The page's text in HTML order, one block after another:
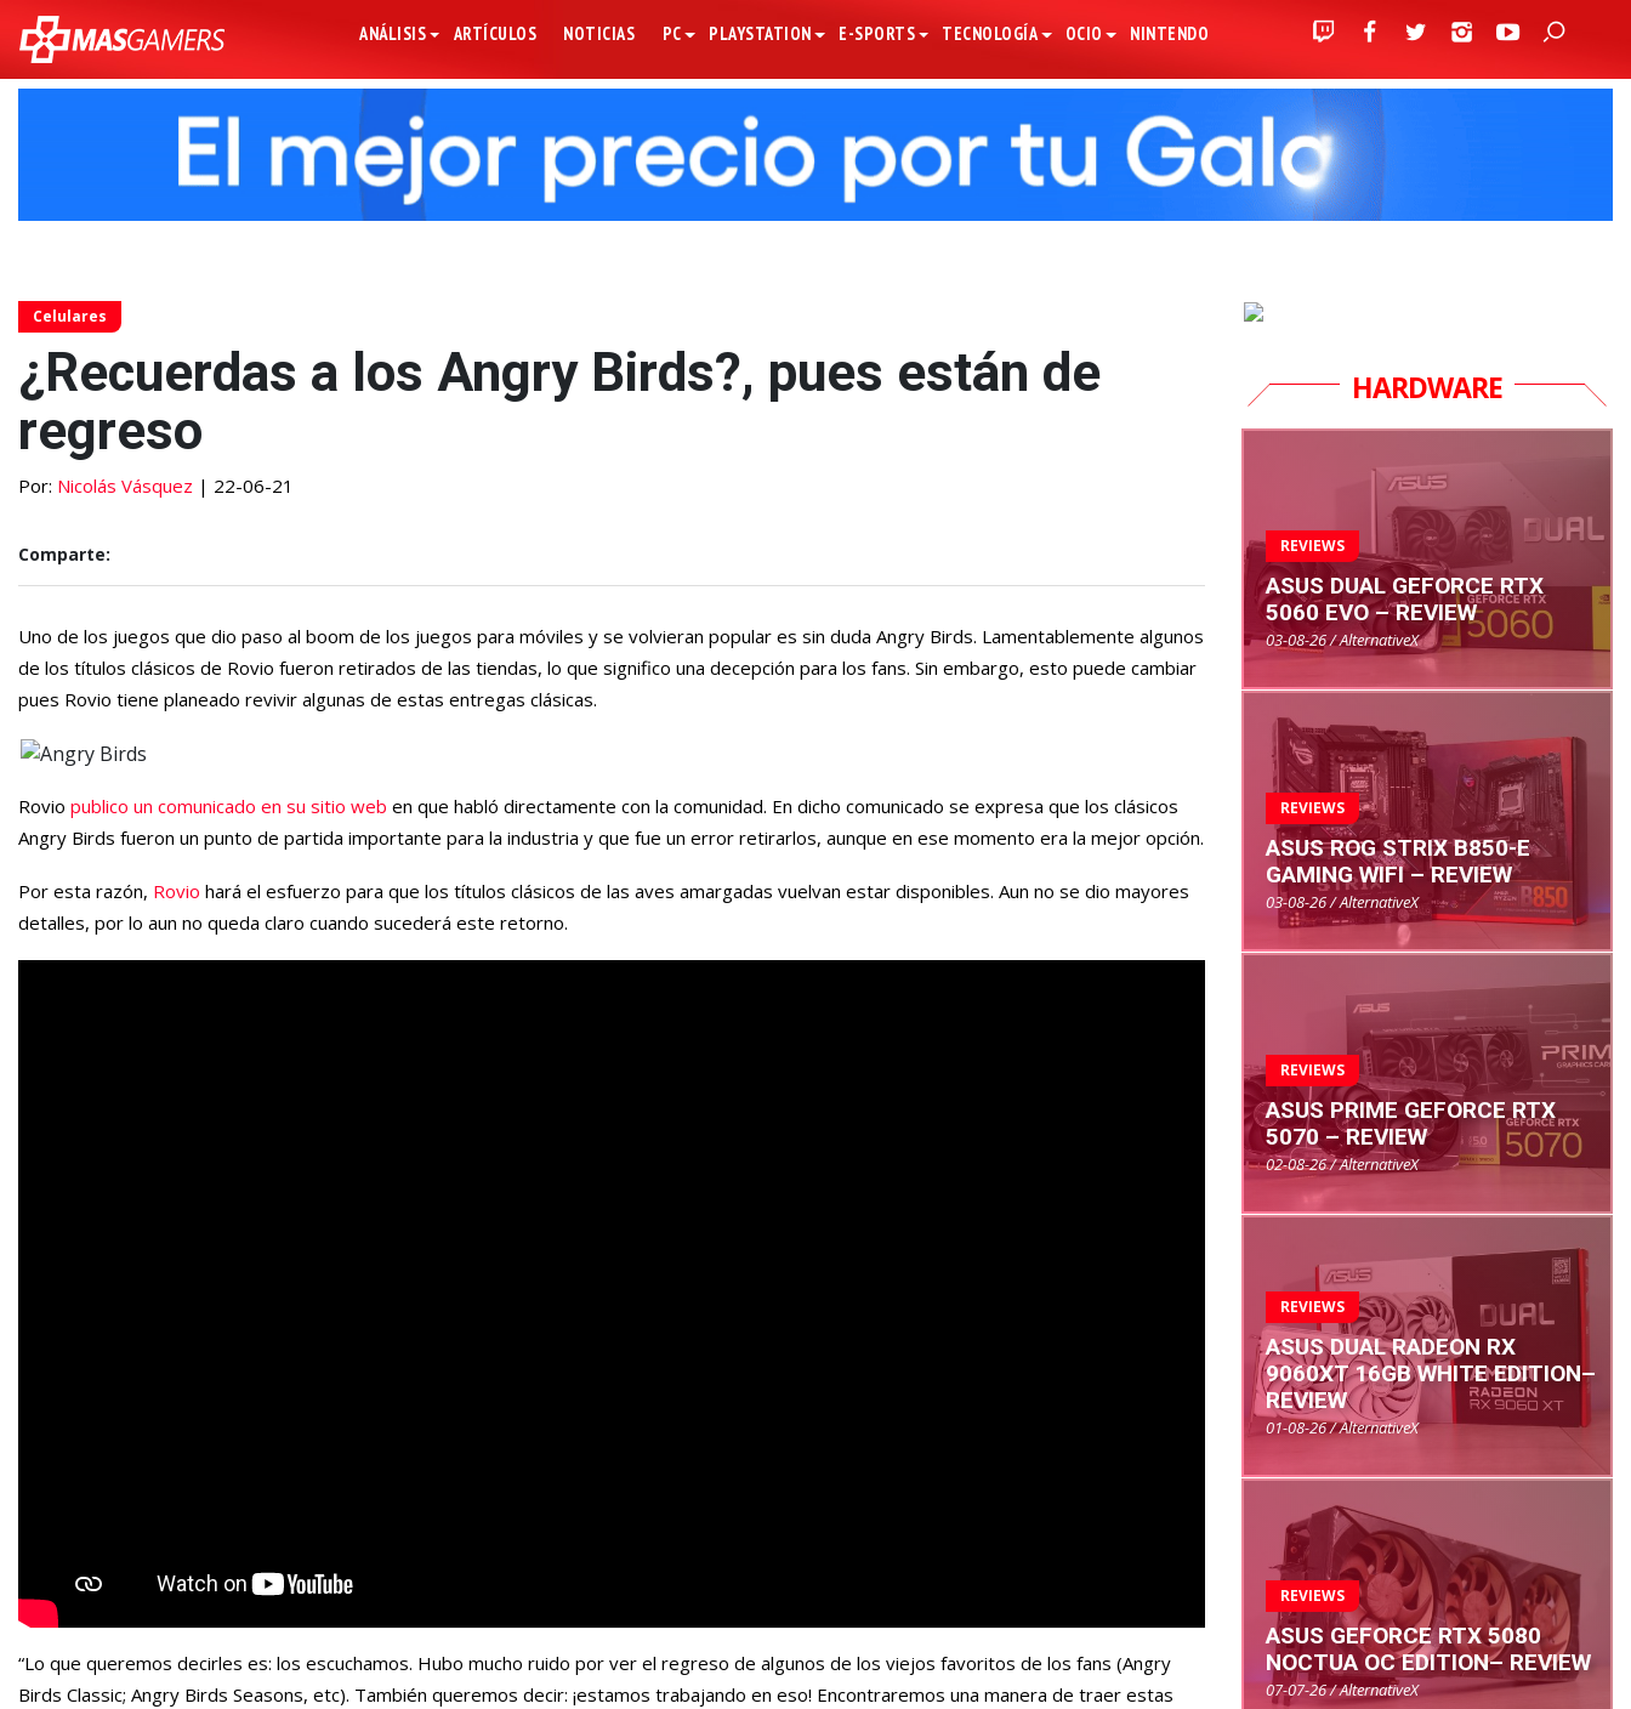
ANÁLISIS ARTÍCULOS NOTICIAS PC PLAYSTATION E-SPORTS TECNOLOGÍA OCIO NINTENDO
Celulares
¿Recuerdas a los Angry Birds?, pues están de
regreso
Por: Nicolás Vásquez | 22-06-21
Comparte:
Uno de los juegos que dio paso al boom de los juegos para móviles y se volvieran popular es sin duda Angry Birds. Lamentablemente algunos
de los títulos clásicos de Rovio fueron retirados de las tiendas, lo que significo una decepción para los fans. Sin embargo, esto puede cambiar
pues Rovio tiene planeado revivir algunas de estas entregas clásicas.
Rovio publico un comunicado en su sitio web en que habló directamente con la comunidad. En dicho comunicado se expresa que los clásicos
Angry Birds fueron un punto de partida importante para la industria y que fue un error retirarlos, aunque en ese momento era la mejor opción.
Por esta razón, Rovio hará el esfuerzo para que los títulos clásicos de las aves amargadas vuelvan estar disponibles. Aun no se dio mayores
detalles, por lo aun no queda claro cuando sucederá este retorno.
“Lo que queremos decirles es: los escuchamos. Hubo mucho ruido por ver el regreso de algunos de los viejos favoritos de los fans (Angry
Birds Classic; Angry Birds Seasons, etc). También queremos decir: ¡estamos trabajando en eso! Encontraremos una manera de traer estas
HARDWARE
REVIEWS
ASUS DUAL GEFORCE RTX
5060 EVO – REVIEW
03-08-26 / AlternativeX
REVIEWS
ASUS ROG STRIX B850-E
GAMING WIFI – REVIEW
03-08-26 / AlternativeX
REVIEWS
ASUS PRIME GEFORCE RTX
5070 – REVIEW
02-08-26 / AlternativeX
REVIEWS
ASUS DUAL RADEON RX
9060XT 16GB WHITE EDITION–
REVIEW
01-08-26 / AlternativeX
REVIEWS
ASUS GEFORCE RTX 5080
NOCTUA OC EDITION– REVIEW
07-07-26 / AlternativeX